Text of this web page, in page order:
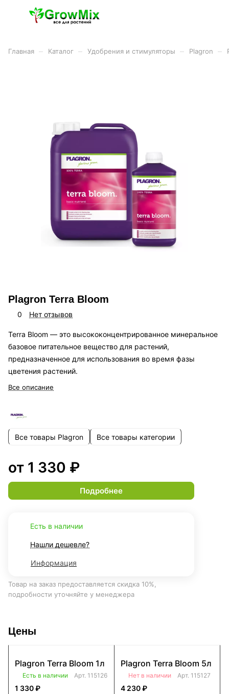
Главная Каталог Удобрения и стимуляторы Plagron
Plagron Terra Bloom
0 Нет отзывов
Terra Bloom — это высококонцентрированное минеральное
базовое питательное вещество для растений,
предназначенное для использования во время фазы
цветения растений.
Все описание
Все товары Plagron Все товары категории
от 1 330 ₽
Подробнее
Есть в наличии
Нашли дешевле?
Информация
Товар на заказ предоставляется скидка 10%,
подробности уточняйте у менеджера
Цены
Plagron Terra Bloom 1л
Есть в наличии Арт. 115126
1 330 ₽
Plagron Terra Bloom 5л
Нет в наличии Арт. 115127
4 230 ₽